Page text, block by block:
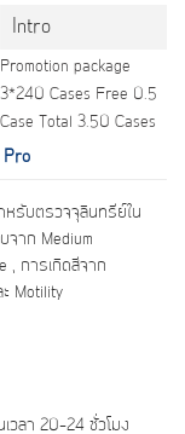
Intro
Promotion package
3*240 Cases Free 0.5
Case Total 3.50 Cases
Pro
หรับตรวจจุลินทรีย์ใน
จาก Medium
, การเกิดสีจาก
Motility
เวลา 20-24 ชั่วโมง